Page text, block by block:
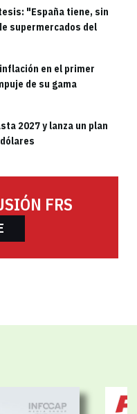
"España tiene, sin
supermercados del
en el primer
de su gama
2027 y lanza un plan
FRS